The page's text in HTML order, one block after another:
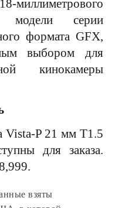
модели серии
формата GFX,
выбором для
кинокамеры
Vista-P 21 мм T1.5
для заказа.
взяты